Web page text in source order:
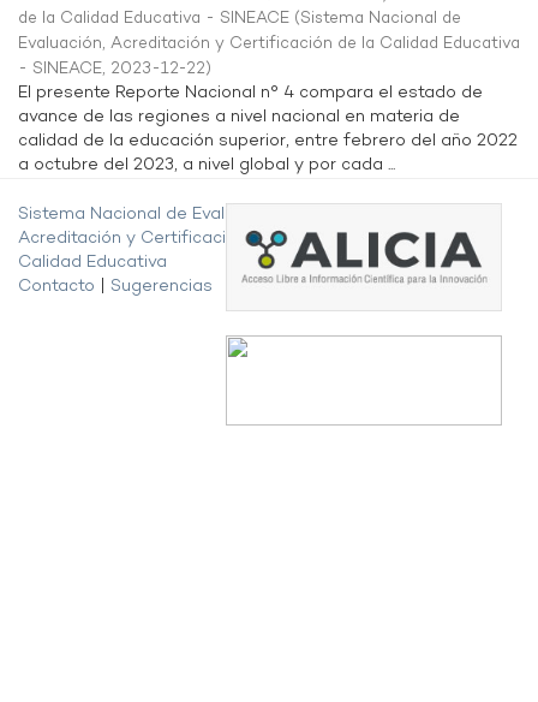
de la Calidad Educativa - SINEACE (Sistema Nacional de
Evaluación, Acreditación y Certificación de la Calidad Educativa
- SINEACE, 2023-12-22)
El presente Reporte Nacional n° 4 compara el estado de
avance de las regiones a nivel nacional en materia de
calidad de la educación superior, entre febrero del año 2022
a octubre del 2023, a nivel global y por cada ...
Sistema Nacional de Evaluación,
Acreditación y Certificación de la
Calidad Educativa
Contacto
Sugerencias